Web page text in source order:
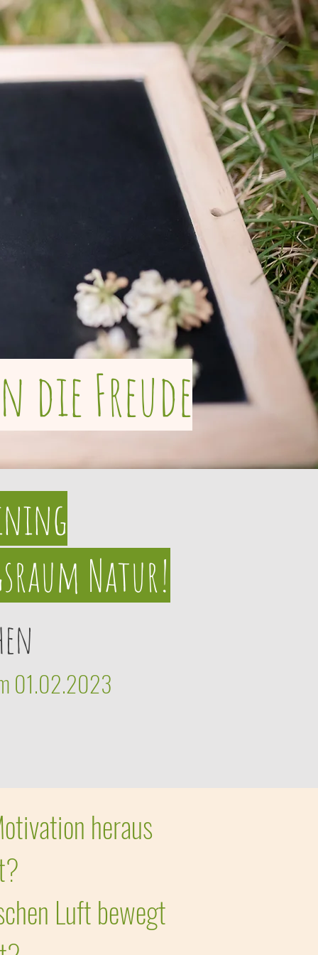
die Freude
Natur!
01.02.2023
heraus
Luft bewegt